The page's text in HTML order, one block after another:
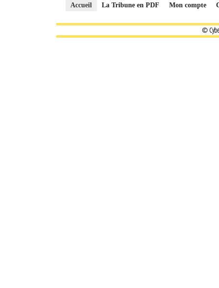
Accueil La Tribune en PDF Mon compte
©